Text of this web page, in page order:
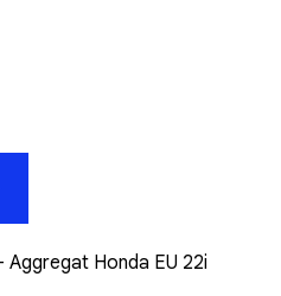
Aggregat Honda EU 22i